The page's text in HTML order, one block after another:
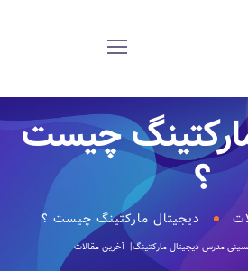
چیست
؟
دیجیتال مارکتینگ چیست ؟
مدرس دیجیتال مارکتینگ آخرین مقالات